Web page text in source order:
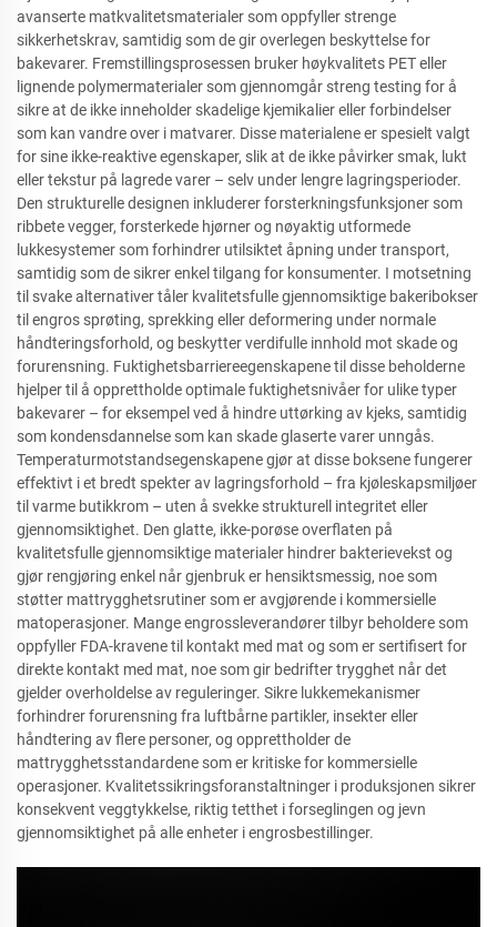
avanserte matkvalitetsmaterialer som oppfyller strenge
sikkerhetskrav, samtidig som de gir overlegen beskyttelse for
bakevarer. Fremstillingsprosessen bruker høykvalitets PET eller
lignende polymermaterialer som gjennomgår streng testing for å
sikre at de ikke inneholder skadelige kjemikalier eller forbindelser
som kan vandre over i matvarer. Disse materialene er spesielt valgt
for sine ikke-reaktive egenskaper, slik at de ikke påvirker smak, lukt
eller tekstur på lagrede varer – selv under lengre lagringsperioder.
Den strukturelle designen inkluderer forsterkningsfunksjoner som
ribbete vegger, forsterkede hjørner og nøyaktig utformede
lukkesystemer som forhindrer utilsiktet åpning under transport,
samtidig som de sikrer enkel tilgang for konsumenter. I motsetning
til svake alternativer tåler kvalitetsfulle gjennomsiktige bakeribokser
til engros sprøting, sprekking eller deformering under normale
håndteringsforhold, og beskytter verdifulle innhold mot skade og
forurensning. Fuktighetsbarriereegenskapene til disse beholderne
hjelper til å opprettholde optimale fuktighetsnivåer for ulike typer
bakevarer – for eksempel ved å hindre uttørking av kjeks, samtidig
som kondensdannelse som kan skade glaserte varer unngås.
Temperaturmotstandsegenskapene gjør at disse boksene fungerer
effektivt i et bredt spekter av lagringsforhold – fra kjøleskapsmiljøer
til varme butikkrom – uten å svekke strukturell integritet eller
gjennomsiktighet. Den glatte, ikke-porøse overflaten på
kvalitetsfulle gjennomsiktige materialer hindrer bakterievekst og
gjør rengjøring enkel når gjenbruk er hensiktsmessig, noe som
støtter mattrygghetsrutiner som er avgjørende i kommersielle
matoperasjoner. Mange engrossleverandører tilbyr beholdere som
oppfyller FDA-kravene til kontakt med mat og som er sertifisert for
direkte kontakt med mat, noe som gir bedrifter trygghet når det
gjelder overholdelse av reguleringer. Sikre lukkemekanismer
forhindrer forurensning fra luftbårne partikler, insekter eller
håndtering av flere personer, og opprettholder de
mattrygghetsstandardene som er kritiske for kommersielle
operasjoner. Kvalitetssikringsforanstaltninger i produksjonen sikrer
konsekvent veggtykkelse, riktig tetthet i forseglingen og jevn
gjennomsiktighet på alle enheter i engrosbestillinger.